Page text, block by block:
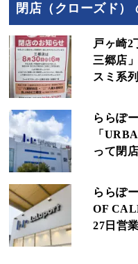
閉店（クローズド）
戸ヶ崎2
三郷店
スミ系
ららぽ
「
って閉
ららぽ
OF
27日営